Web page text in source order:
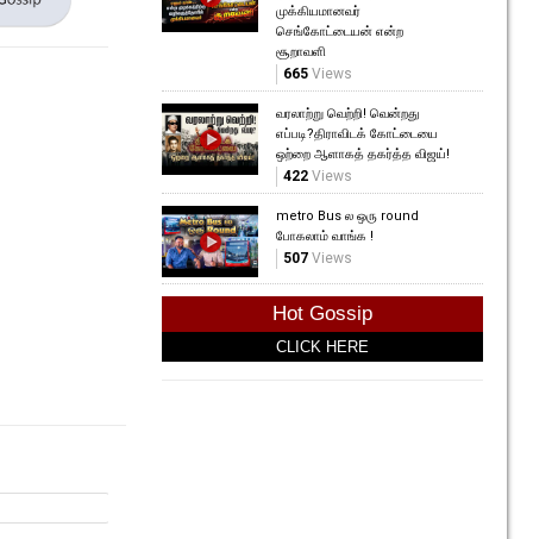
முக்கியமானவர்
செங்கோட்டையன் என்ற
சூறாவளி
665 Views
வரலாற்று வெற்றி! வென்றது
எப்படி?திராவிடக் கோட்டையை
ஒற்றை ஆளாகத் தகர்த்த விஜய்!
422 Views
metro Bus ல ஒரு round
போகலாம் வாங்க !
507 Views
Hot Gossip
CLICK HERE